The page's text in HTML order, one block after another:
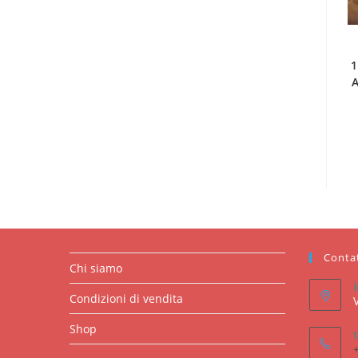
Chi siamo
Condizioni di vendita
Shop